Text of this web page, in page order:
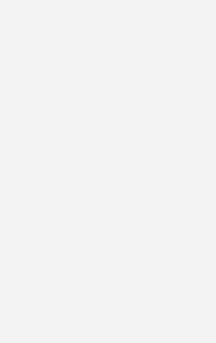
Irrsinn! Darüber hinaus wird das Märchen von
Heizungen aufrechterhalten und die klima-
Verbrennung von Holz ermöglicht. Gas-
bis 2045 mit fossilem Gas betrieben werden,
‚H2-ready‘ tragen. Müllverbrennung wird
weiterhin als angeblich erneuerbare Energie
Handschrift der FDP, die sich an
durchsetzen konnte. Der Klimaschutz bleibt
die Verbraucher werden weiterhin mit dem
ihrer Gas-Heizungen alleine gelassen. Wir